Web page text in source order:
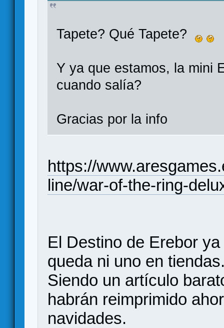
Tapete? Qué Tapete?
Y ya que estamos, la mini
cuando salía?
Gracias por la info
https://
line/war-of-the-ring-
El Destino de Erebor
queda ni uno en
Siendo un artículo
habrán reimprimido
navidades.